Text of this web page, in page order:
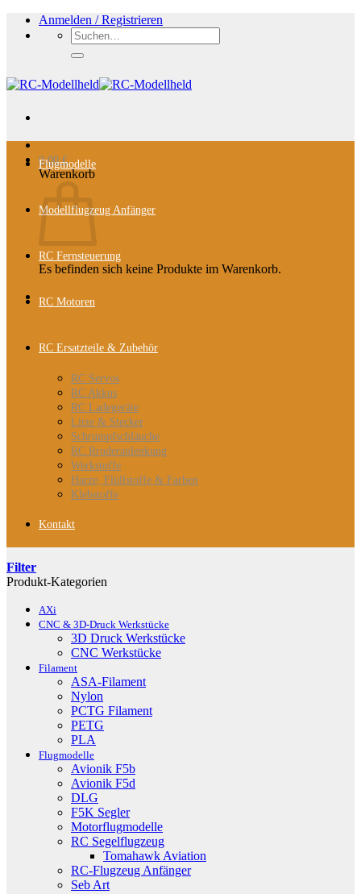
Zum
Inhalt
Anmelden / Registrieren
Suchen
nach:
0,00€
Warenkorb
Es befinden sich keine Produkte im Warenkorb.
Flugmodelle
Modellflugzeug Anfänger
RC Fernsteuerung
RC Motoren
RC Ersatzteile & Zubehör
RC Servos
RC Akkus
RC Ladegeräte
Litze & Stecker
Schrumpfschläuche
RC Rruderanlenkung
Werkstoffe
Harze, Flüllstoffe & Farben
Klebstoffe
Kontakt
Filter
Produkt-Kategorien
AXi
CNC & 3D-Druck Werkstücke
3D Druck Werkstücke
CNC Werkstücke
Filament
ASA-Filament
Nylon
PCTG Filament
PETG
PLA
Flugmodelle
Avionik F5b
Avionik F5d
DLG
F5K Segler
Motorflugmodelle
RC Segelflugzeug
Tomahawk Aviation
RC-Flugzeug Anfänger
Seb Art